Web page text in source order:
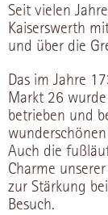
Seit vielen
Kaiserswerth
und über die
Das im Jahre
Markt 26
betrieben und
Auch die
Charme
zur Stärkung
Besuch.